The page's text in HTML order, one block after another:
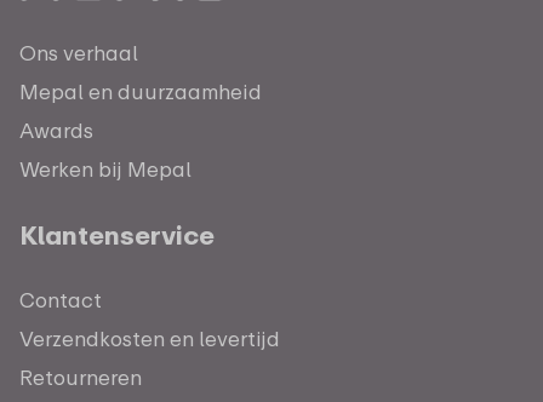
Ons verhaal
Mepal en duurzaamheid
Awards
Werken bij Mepal
Klantenservice
Contact
Verzendkosten en levertijd
Retourneren